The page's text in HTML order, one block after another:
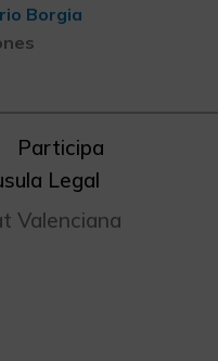
Borgia
Participa
Legal
Valenciana